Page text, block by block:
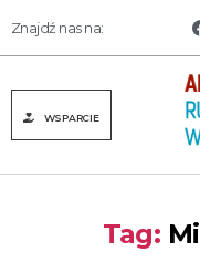
Znajdź nas na:
WSPARCIE
Tag: